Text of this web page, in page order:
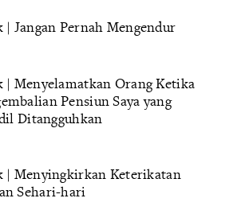
Jangan Pernah Mengendur
| Menyelamatkan Orang Ketika
Pensiun Saya yang
Ditangguhkan
| Menyingkirkan Keterikatan
Sehari-hari